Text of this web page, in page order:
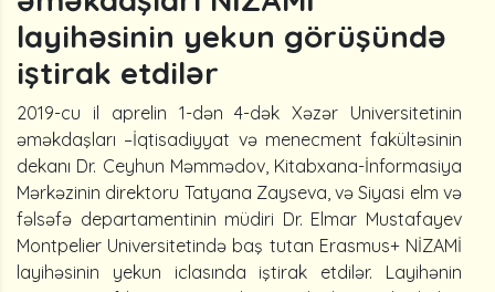
layihəsinin yekun görüşündə
iştirak etdilər
2019-cu il aprelin 1-dən 4-dək Xəzər Universitetinin
əməkdaşları –İqtisadiyyat və menecment fakültəsinin
dekanı Dr. Ceyhun Məmmədov, Kitabxana-İnformasiya
Mərkəzinin direktoru Tatyana Zayseva, və Siyasi elm və
fəlsəfə departamentinin müdiri Dr. Elmar Mustafayev
Montpelier Universitetində baş tutan Erasmus+ NİZAMİ
layihəsinin yekun iclasında iştirak etdilər. Layihənin